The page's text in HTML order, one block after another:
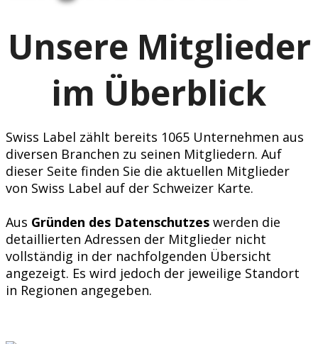
Unsere Mitglieder
im Überblick
Swiss Label zählt bereits 1065 Unternehmen aus
diversen Branchen zu seinen Mitgliedern. Auf
dieser Seite finden Sie die aktuellen Mitglieder
von Swiss Label auf der Schweizer Karte.
Aus Gründen des Datenschutzes werden die
detaillierten Adressen der Mitglieder nicht
vollständig in der nachfolgenden Übersicht
angezeigt. Es wird jedoch der jeweilige Standort
in Regionen angegeben.